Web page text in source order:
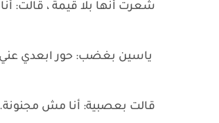
شعرت أنها بلا قيمة ، قالت:
ياسين بغضب: حور ابعدي عني
قالت بعصبية: أنا مش مجنونة.